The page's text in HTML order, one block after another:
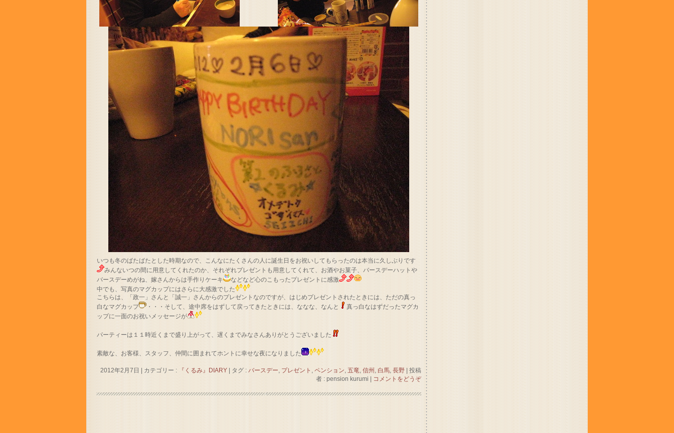
いつも冬のばたばたとした時期なので、こんなにたくさんの人に誕生日をお祝いしてもらったのは本当に久しぶりです
みんないつの間に用意してくれたのか、それぞれプレゼントも用意してくれて、お酒やお菓子、バースデーハットや
バースデーめがね、嫁さんからは手作りケーキ
などなど心のこもったプレゼントに感激
中でも、写真のマグカップにはさらに大感激でした
こちらは、「政一」さんと「誠一」さんからのプレゼントなのですが、はじめプレゼントされたときには、ただの真っ
白なマグカップ
・・・そして、途中席をはずして戻ってきたときには、ななな、なんと
真っ白なはずだったマグカ
ップに一面のお祝いメッセージが
パーティーは１１時近くまで盛り上がって、遅くまでみなさんありがとうございました
素敵な、お客様、スタッフ、仲間に囲まれてホントに幸せな夜になりました
2012年2月7日 カテゴリー : 『くるみ』DIARY タグ : バースデー, プレゼント , ペンション, 五竜, 信州 , 白馬, 長野
投稿
者 : pension kurumi
コメントをどうぞ